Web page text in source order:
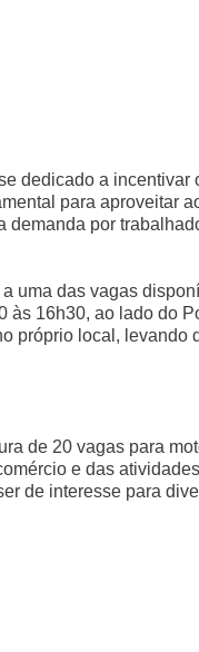
dedicado a
para aproveitar
por
uma das vagas
às 16h30, ao lado do
próprio local,
de 20 vagas para
e das
de interesse para